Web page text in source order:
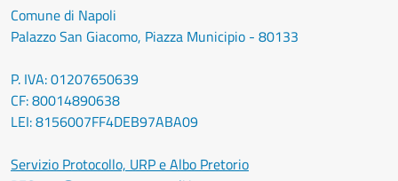
Comune di Napoli
Palazzo San Giacomo, Piazza Municipio - 80133
P. IVA: 01207650639
CF: 80014890638
LEI: 8156007FF4DEB97ABA09
Servizio Protocollo, URP e Albo Pretorio